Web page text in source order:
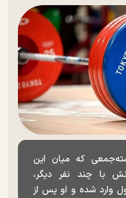
که میان این
با چند نفر دیگر،
وارد شده و او پس از